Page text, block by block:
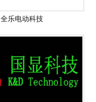
全乐电动科技